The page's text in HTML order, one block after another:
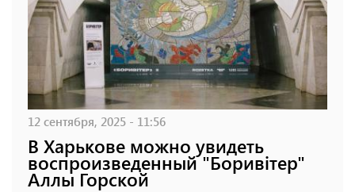
12 сентября, 2025 - 11:56
В Харькове можно увидеть
воспроизведенный "Боривітер"
Аллы Горской